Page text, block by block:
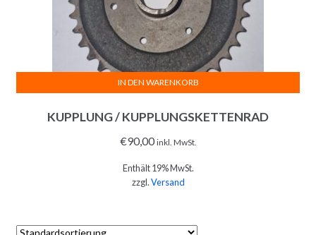
KUPPLUNG / KUPPLUNGSKETTENRAD
€90,00 inkl. MwSt.
Enthält 19% MwSt.
zzgl.Versand
IN DEN WARENKORB